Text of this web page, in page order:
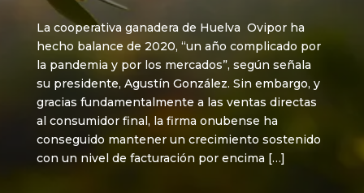
La cooperativa ganadera de Huelva Ovipor ha
hecho balance de 2020, “un año complicado por
la pandemia y por los mercados”, según señala
su presidente, Agustín González. Sin embargo, y
gracias fundamentalmente a las ventas directas
al consumidor final, la firma onubense ha
conseguido mantener un crecimiento sostenido
con un nivel de facturación por encima […]